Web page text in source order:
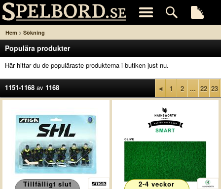
Hem > Sökning
Populära produkter
Här hittar du de populäraste produkterna i butiken just nu.
1151-1168 av 1168 ◄ 1 2 ... 22 23
Tillfälligt slut 2-4 veckor